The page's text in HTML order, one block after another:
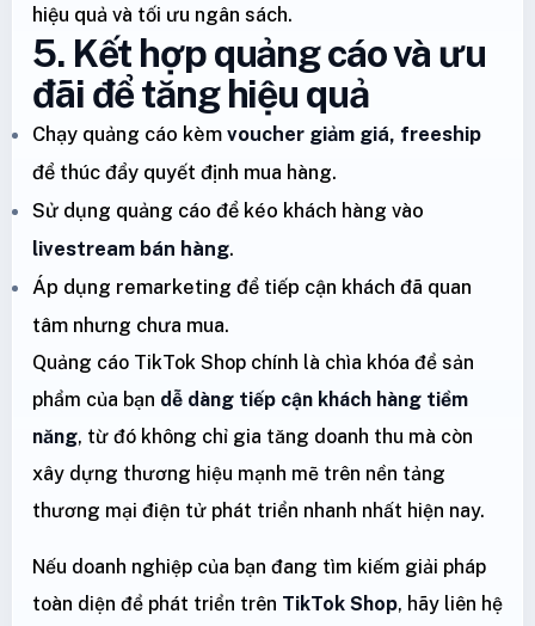
hiệu quả và tối ưu ngân sách.
5. Kết hợp quảng cáo và ưu
đãi để tăng hiệu quả
Chạy quảng cáo kèm voucher giảm giá, freeship
để thúc đẩy quyết định mua hàng.
Sử dụng quảng cáo để kéo khách hàng vào
livestream bán hàng.
Áp dụng remarketing để tiếp cận khách đã quan
tâm nhưng chưa mua.
Quảng cáo TikTok Shop chính là chìa khóa để sản
phẩm của bạn dễ dàng tiếp cận khách hàng tiềm
năng, từ đó không chỉ gia tăng doanh thu mà còn
xây dựng thương hiệu mạnh mẽ trên nền tảng
thương mại điện tử phát triển nhanh nhất hiện nay.
Nếu doanh nghiệp của bạn đang tìm kiếm giải pháp
toàn diện để phát triển trên TikTok Shop, hãy liên hệ